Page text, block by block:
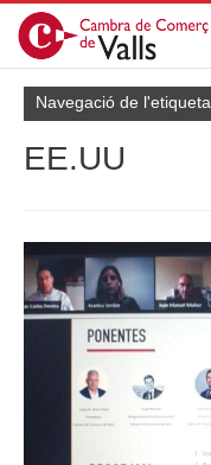
Navegació de l'etiqueta
EE.UU